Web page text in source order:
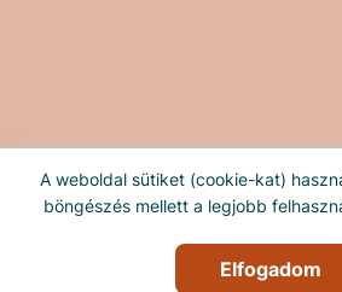
A weboldal sütiket (cookie-kat)
böngészés mellett a legjobb
Elfogadom